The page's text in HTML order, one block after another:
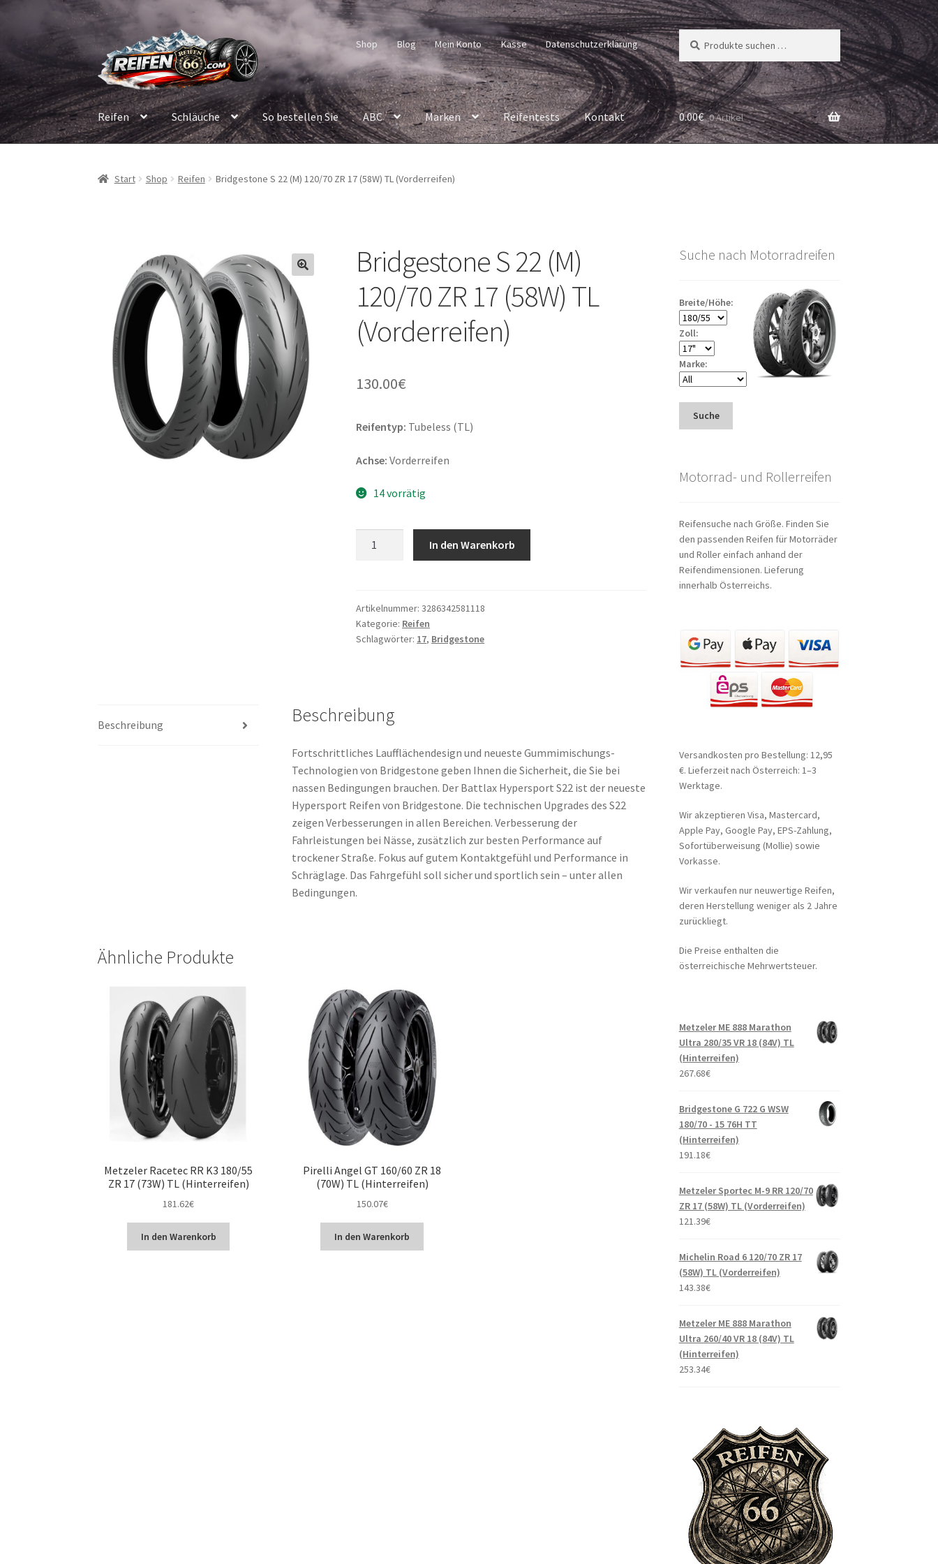
Navigation
springen
Inhalt
springen
Shop Blog Mein Konto Kasse Datenschutzerklärung
Suchen
nach:
Suchen
Reifen Schläuche So bestellen Sie ABC Marken Reifentests Kontakt 0.00€ 0 Artikel
Start Shop Reifen Bridgestone S 22 (M) 120/70 ZR 17 (58W) TL (Vorderreifen)
Bridgestone S 22 (M)
120/70 ZR 17 (58W) TL
(Vorderreifen)
130.00€
Reifentyp: Tubeless (TL)
Achse: Vorderreifen
14 vorrätig
120/70
ZR
17
Menge
In den Warenkorb
Artikelnummer:3286342581118
Kategorie: Reifen
Schlagwörter: 17, Bridgestone
Beschreibung Beschreibung
Fortschrittliches Laufflächendesign und neueste Gummimischungs-
Technologien von Bridgestone geben Ihnen die Sicherheit, die Sie bei
nassen Bedingungen brauchen. Der Battlax Hypersport S22 ist der neueste
Hypersport Reifen von Bridgestone. Die technischen Upgrades des S22
zeigen Verbesserungen in allen Bereichen. Verbesserung der
Fahrleistungen bei Nässe, zusätzlich zur besten Performance auf
trockener Straße. Fokus auf gutem Kontaktgefühl und Performance in
Schräglage. Das Fahrgefühl soll sicher und sportlich sein – unter allen
Bedingungen.
Ähnliche Produkte
Metzeler Racetec RR K3 180/55
ZR 17 (73W) TL (Hinterreifen)
181.62€
In den Warenkorb
Pirelli Angel GT 160/60 ZR 18
(70W) TL (Hinterreifen)
150.07€
In den Warenkorb
Suche nach Motorradreifen
Breite/Höhe:
Zoll:
Marke:
Suche
Motorrad- und Rollerreifen
Reifensuche nach Größe. Finden Sie
den passenden Reifen für Motorräder
und Roller einfach anhand der
Reifendimensionen. Lieferung
innerhalb Österreichs.
Versandkosten pro Bestellung: 12,95
€. Lieferzeit nach Österreich: 1–3
Werktage.
Wir akzeptieren Visa, Mastercard,
Apple Pay, Google Pay, EPS-Zahlung,
Sofortüberweisung (Mollie) sowie
Vorkasse.
Wir verkaufen nur neuwertige Reifen,
deren Herstellung weniger als 2 Jahre
zurückliegt.
Die Preise enthalten die
österreichische Mehrwertsteuer.
Metzeler ME 888 Marathon
Ultra 280/35 VR 18 (84V) TL
(Hinterreifen)
267.68€
Bridgestone G 722 G WSW
180/70 - 15 76H TT
(Hinterreifen)
191.18€
Metzeler Sportec M-9 RR 120/70
ZR 17 (58W) TL (Vorderreifen)
121.39€
Michelin Road 6 120/70 ZR 17
(58W) TL (Vorderreifen)
143.38€
Metzeler ME 888 Marathon
Ultra 260/40 VR 18 (84V) TL
(Hinterreifen)
253.34€